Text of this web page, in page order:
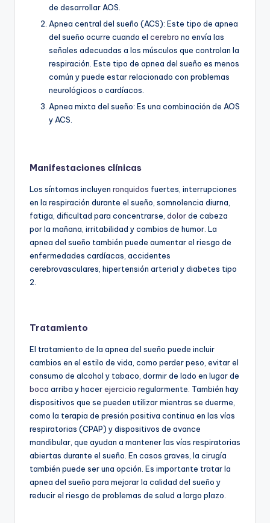
de desarrollar AOS.
Apnea central del sueño (ACS): Este tipo de apnea
del sueño ocurre cuando el cerebro no envía las
señales adecuadas a los músculos que controlan la
respiración. Este tipo de apnea del sueño es menos
común y puede estar relacionado con problemas
neurológicos o cardíacos.
Apnea mixta del sueño: Es una combinación de AOS
y ACS.
Manifestaciones clínicas
Los síntomas incluyen ronquidos fuertes, interrupciones
en la respiración durante el sueño, somnolencia diurna,
fatiga, dificultad para concentrarse, dolorde cabeza
por la mañana, irritabilidad y cambios de humor. La
apnea del sueño también puede aumentar el riesgo de
enfermedades cardíacas, accidentes
cerebrovasculares, hipertensión arterial y diabetes tipo
2.
Tratamiento
El tratamiento de la apnea del sueño puede incluir
cambios en el estilo de vida, como perder peso, evitar el
consumo de alcohol y tabaco, dormir de lado en lugar de
boca arriba y hacerejercicio regularmente. También hay
dispositivos que se pueden utilizar mientras se duerme,
como la terapia de presión positiva continua en las vías
respiratorias (CPAP) y dispositivos de avance
mandibular, que ayudan a mantener las vías respiratorias
abiertas durante el sueño. En casos graves, la cirugía
también puede ser una opción. Es importante tratar la
apnea del sueño para mejorar la calidad del sueño y
reducir el riesgo de problemas de salud a largo plazo.